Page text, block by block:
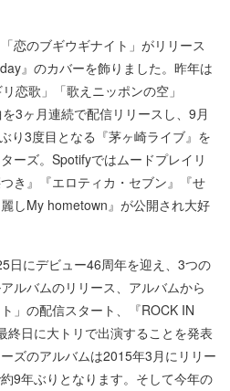
恋のブギウギナイト」がリリース
』のカバーを飾りました。昨年は
恋歌」「歌えニッポンの空」
3ヶ月連続で配信リリースし、9月
り3度目となる『茅ヶ崎ライブ』を
ーズ。Spotifyではムードプレイリ
き』『エロティカ・セブン』『せ
しMy hometown』が公開され大好
日にデビュー46周年を迎え、3つの
ルバムのリリース、アルバムから
」の配信スタート、『ROCK IN
終日に大トリで出演することを発表
ズのアルバムは2015年3月にリリー
9年ぶりとなります。そして今年の